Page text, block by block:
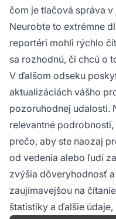
čom je tlačová správa
Neurobte to extrémne
reportéri mohli rýchlo
sa rozhodnú, či chcú o
V ďalšom odseku
aktualizáciách vášho
pozoruhodnej udalosti.
relevantné
prečo, aby ste naozaj
od vedenia alebo ľudí
zvýšia dôveryhodnosť
zaujímavejšou na
štatistiky a ďalšie